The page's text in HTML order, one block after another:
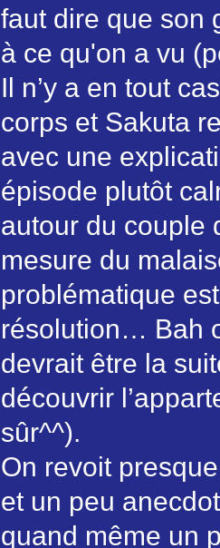
faut dire que son
à ce qu'on a vu
Il n’y a en tout
corps et Sakuta
avec une
épisode plutôt
autour du couple
mesure du
problématique
résolution… Bah
devrait être la
découvrir
sûr^^).
On revoit
et un peu
quand même un